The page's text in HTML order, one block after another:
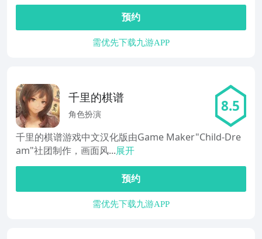
预约
需优先下载九游APP
千里的棋谱
角色扮演 8.5
千里的棋谱游戏中文汉化版由Game Maker"Child-Dre
am"社团制作，画面风...展开
预约
需优先下载九游APP